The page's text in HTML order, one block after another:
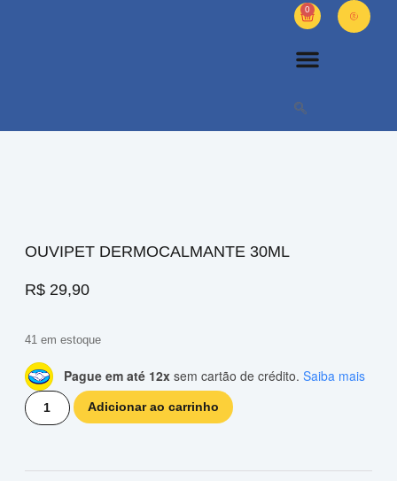
0
OUVIPET DERMOCALMANTE 30ML
R$ 29,90
41 em estoque
Pague em até 12x sem cartão de crédito. Saiba mais
Adicionar ao carrinho